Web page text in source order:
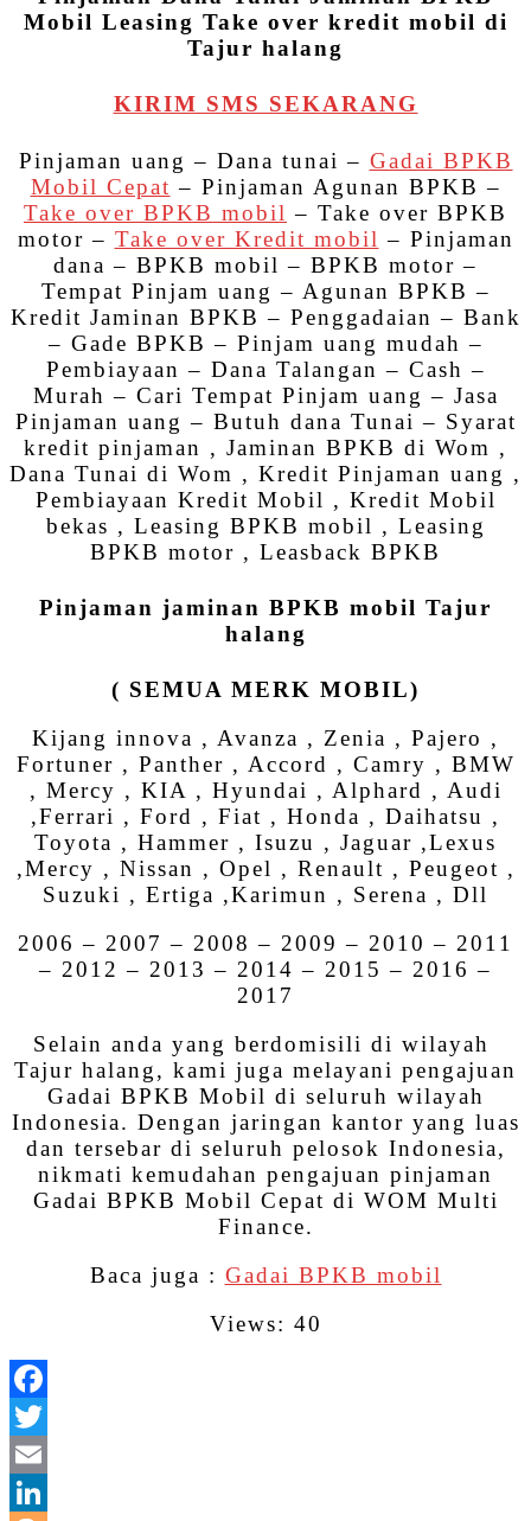
Mobil Leasing Take over kredit mobil di
Tajur halang
KIRIM SMS SEKARANG
Pinjaman uang – Dana tunai – Gadai BPKB
Mobil Cepat – Pinjaman Agunan BPKB –
Take over BPKB mobil – Take over BPKB
motor – Take over Kredit mobil – Pinjaman
dana – BPKB mobil – BPKB motor –
Tempat Pinjam uang – Agunan BPKB –
Kredit Jaminan BPKB – Penggadaian – Bank
– Gade BPKB – Pinjam uang mudah –
Pembiayaan – Dana Talangan – Cash –
Murah – Cari Tempat Pinjam uang – Jasa
Pinjaman uang – Butuh dana Tunai – Syarat
kredit pinjaman , Jaminan BPKB di Wom ,
Dana Tunai di Wom , Kredit Pinjaman uang ,
Pembiayaan Kredit Mobil , Kredit Mobil
bekas , Leasing BPKB mobil , Leasing
BPKB motor , Leasback BPKB
Pinjaman jaminan BPKB mobil Tajur
halang
( SEMUA MERK MOBIL)
Kijang innova , Avanza , Zenia , Pajero ,
Fortuner , Panther , Accord , Camry , BMW
, Mercy , KIA , Hyundai , Alphard , Audi
,Ferrari , Ford , Fiat , Honda , Daihatsu ,
Toyota , Hammer , Isuzu , Jaguar ,Lexus
,Mercy , Nissan , Opel , Renault , Peugeot ,
Suzuki , Ertiga ,Karimun , Serena , Dll
2006 – 2007 – 2008 – 2009 – 2010 – 2011
– 2012 – 2013 – 2014 – 2015 – 2016 –
2017
Selain anda yang berdomisili di wilayah
Tajur halang, kami juga melayani pengajuan
Gadai BPKB Mobil di seluruh wilayah
Indonesia. Dengan jaringan kantor yang luas
dan tersebar di seluruh pelosok Indonesia,
nikmati kemudahan pengajuan pinjaman
Gadai BPKB Mobil Cepat di WOM Multi
Finance.
Baca juga : Gadai BPKB mobil
Views: 40